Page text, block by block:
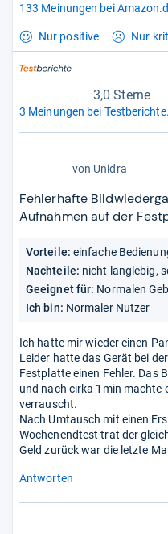
133 Meinungen bei
Nur positive Nur
3,0 Sterne
3 Meinungen bei
5
Sternen
von Unidra
Fehlerhafte
Aufnahmen auf der
Vorteile: einfache
Nachteile: nicht langlebig,
Geeignet für: Normalen
Ich bin: Normaler Nutzer
Ich hatte mir wieder einen
Leider hatte das Gerät bei
Festplatte einen Fehler. Das
und nach cirka 1min machte
verrauscht.
Nach Umtausch mit einen
Wochenendtest trat der
Geld zurück war die letzte
Antworten